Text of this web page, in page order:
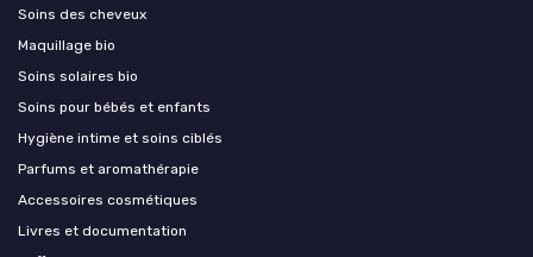
Soins des cheveux
Maquillage bio
Soins solaires bio
Soins pour bébés et enfants
Hygiène intime et soins ciblés
Parfums et aromathérapie
Accessoires cosmétiques
Livres et documentation